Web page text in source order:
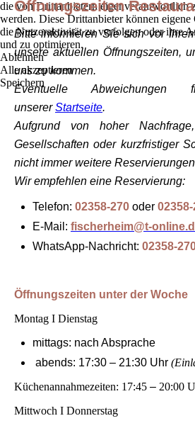
Öffnungszeiten
Bitte informieren Sie sich vor
unsere aktuellen Öffnungszeiten,
uns zu kommen.
Eventuelle Abweichungen
unsererStartseite.
Aufgrund von hoher Nachfrage,
Gesellschaften oder kurzfristiger
nicht immer weitere
Wir empfehlen eine Reservierung:
Telefon: 02358-270 oder
E-Mail: fischerheim@t-
WhatsApp-Nachricht: 02358-
Öffnungszeiten unter der Woche
Montag I Dienstag
mittags: nach Absprache
abends: 17:30 – 21:30 Uhr
Küchenannahmezeiten: 17:45 – 20:00
Mittwoch I Donnerstag
die von Drittanbietern eigenverantwortlich
werden. Diese Drittanbieter können eigene
die Nutzeraktivität zu verfolgen oder ihre
und zu optimieren.
Ablehnen
Alle akzeptieren
Speichern